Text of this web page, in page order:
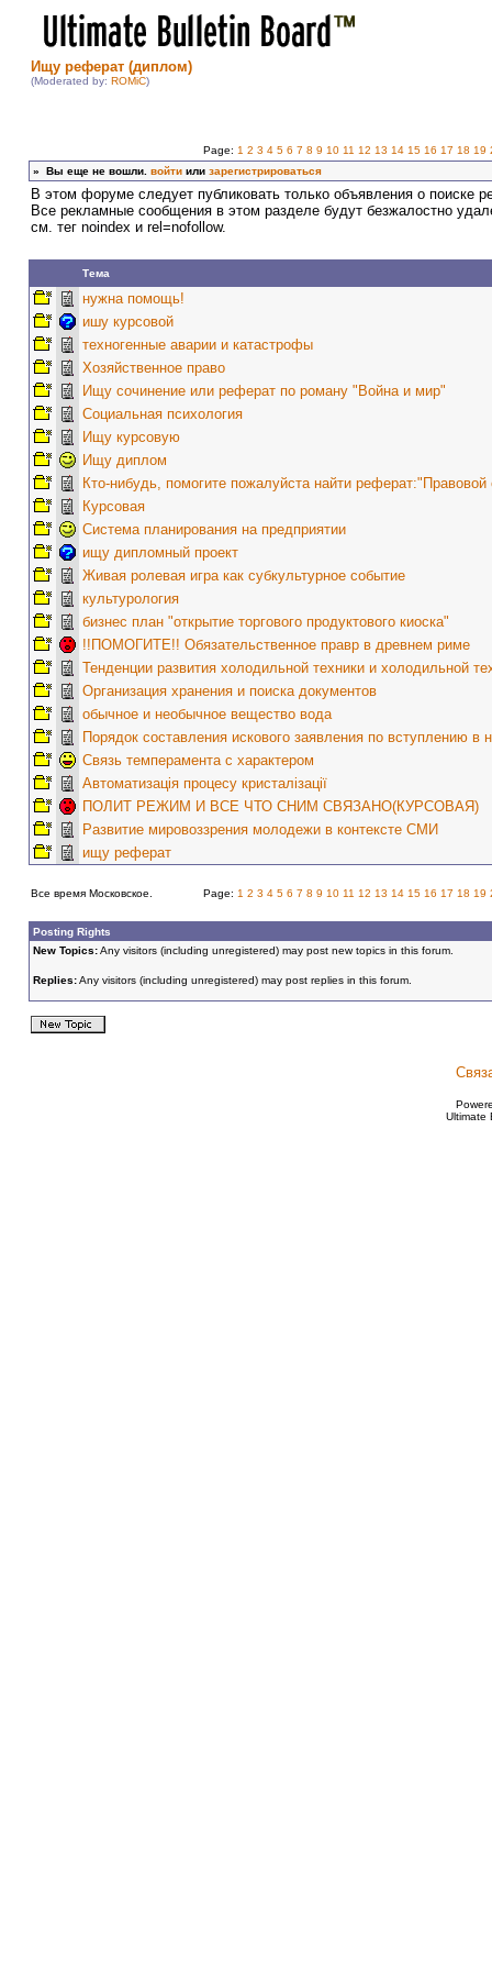
Ищу реферат (диплом)
(Moderated by: ROMiC)
Page: 1 2 3 4 5 6 7 8 9 10 11 12 13 14 15 16 17 18 19
» Вы еще не вошли. войтиили зарегистрироваться
В этом форуме следует публиковать только объявления о поиске
Все рекламные сообщения в этом разделе будут безжалостно
см. тег noindex и rel=nofollow.
Тема
нужна помощь!
ишу курсовой
техногенные аварии и катастрофы
Хозяйственное право
Ищу сочинение или реферат по роману "Война и мир"
Социальная психология
Ищу курсовую
Ищу диплом
Кто-нибудь, помогите пожалуйста найти реферат:"Правовой
Курсовая
Система планирования на предприятии
ищу дипломный проект
Живая ролевая игра как субкультурное событие
культурология
бизнес план "открытие торгового продуктового киоска"
!!ПОМОГИТЕ!! Обязательственное правр в древнем риме
Тенденции развития холодильной техники и холодильной
Организация хранения и поиска документов
обычное и необычное вещество вода
Порядок составления искового заявления по вступлению в
Связь темперамента с характером
Автоматизація процесу кристалізації
ПОЛИТ РЕЖИМ И ВСЕ ЧТО СНИМ СВЯЗАНО(КУРСОВАЯ)
Развитие мировоззрения молодежи в контексте СМИ
ищу реферат
Все время Московское. Page: 1 2 3 4 5 6 7 8 9 10 11 12 13 14 15 16 17 18 19
Posting Rights
New Topics:Any visitors (including unregistered) may post new topics in this forum.
Replies:Any visitors (including unregistered) may post replies in this forum.
Ultimate